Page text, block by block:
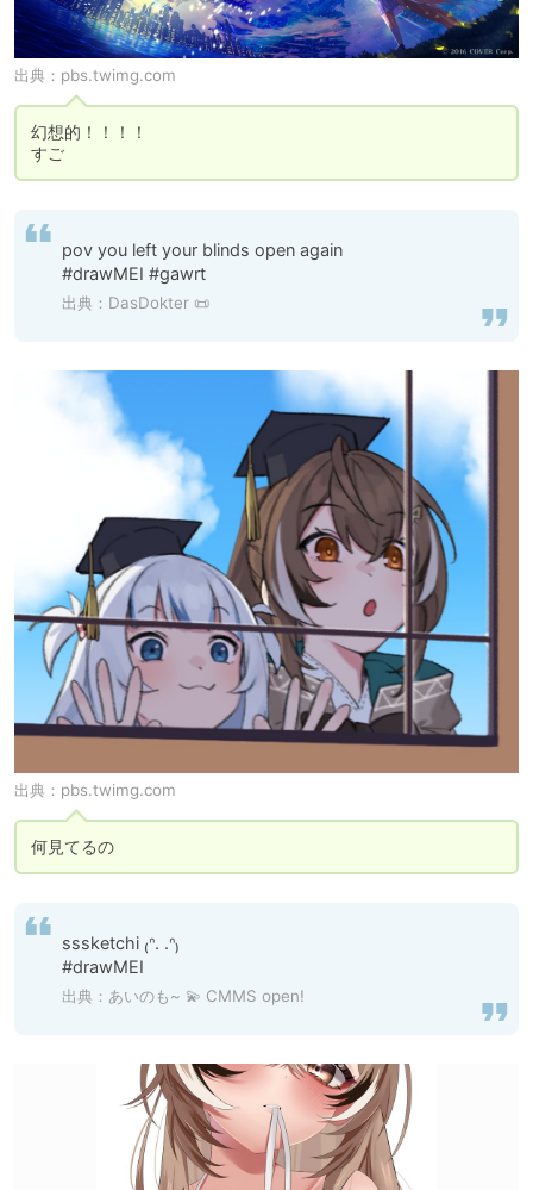
出典： pbs.twimg.com
幻想的！！！！
すご
pov you left your blinds open again
#drawMEI #gawrt
出典： DasDokter 📜
出典： pbs.twimg.com
何見てるの
sssketchi ₍ᐢ. .ᐢ₎
#drawMEI
出典： あいのも~ 💫 CMMS open!